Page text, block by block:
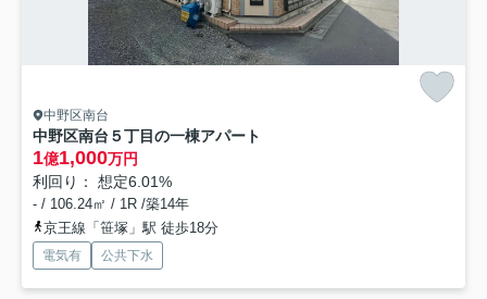
中野区南台
中野区南台５丁目の一棟アパート
1億1,000万円
利回り： 想定6.01%
- / 106.24㎡ / 1R /築14年
京王線「笹塚」駅 徒歩18分
電気有 公共下水